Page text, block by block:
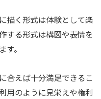
描く形式は体験として楽
する形式は構図や表情を
。
合えば十分満足できるこ
用のように見栄えや権利